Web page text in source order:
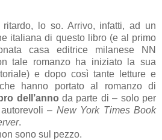
ritardo, lo so. Arrivo, infatti, ad un
italiana di questo libro (e al primo
casa editrice milanese NN
tale romanzo ha iniziato la sua
e dopo così tante letture e
hanno portato al romanzo di
dell’anno da parte di – solo per
– New York Times Book
.
sono sul pezzo.